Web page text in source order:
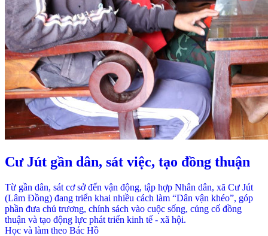
Cư Jút gần dân, sát việc, tạo đồng thuận
Từ gần dân, sát cơ sở đến vận động, tập hợp Nhân dân, xã Cư Jút
(Lâm Đồng) đang triển khai nhiều cách làm “Dân vận khéo”, góp
phần đưa chủ trương, chính sách vào cuộc sống, củng cố đồng
thuận và tạo động lực phát triển kinh tế - xã hội.
Học và làm theo Bác Hồ